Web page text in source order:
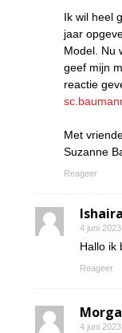
Ik wil heel
jaar
Model. Nu
geef mijn
reactie
Met
Suzanne
Reageer
Ishaira
4 juni
Hallo ik
Reageer
4 juni